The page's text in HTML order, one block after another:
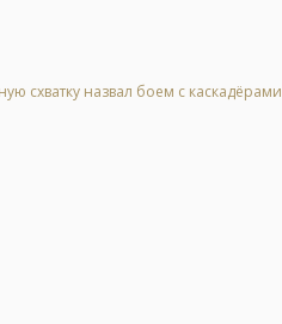
схватку назвал боем с каскадёрами